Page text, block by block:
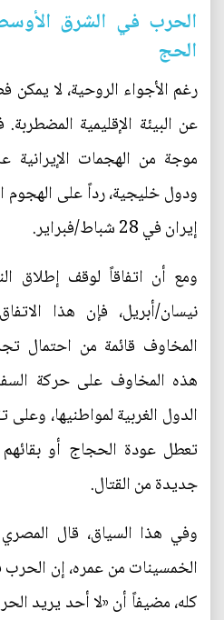
الحرب في الشرق
الحج
رغم الأجواء الروحية، لا
عن البيئة الإقليمية
موجة من الهجمات
ودول خليجية، رداً على الهجوم
إيران في 28 شباط/فبراير.
ومع أن اتفاقاً لوقف إطلاق
نيسان/أبريل، فإن هذا
المخاوف قائمة من احتمال
هذه المخاوف على حركة
الدول الغربية لمواطنيها، وعلى
تعطل عودة الحجاج أو
جديدة من القتال.
وفي هذا السياق، قال
الخمسينات من عمره، إن الحرب
كله، مضيفاً أن «لا أحد يريد